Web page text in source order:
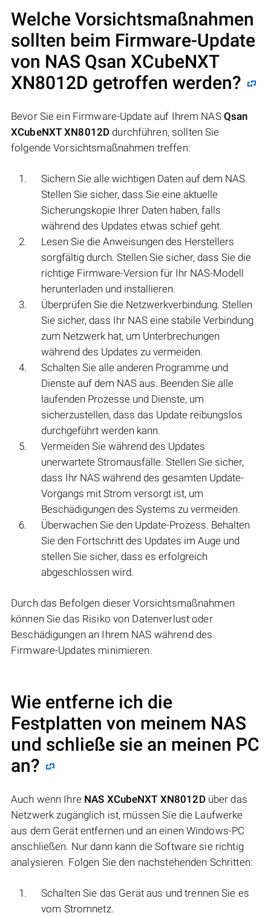
Welche Vorsichtsmaßnahmen
sollten beim Firmware-Update
von NAS Qsan XCubeNXT
XN8012D getroffen werden?
Bevor Sie ein Firmware-Update auf Ihrem NAS Qsan
XCubeNXT XN8012D durchführen, sollten Sie
folgende Vorsichtsmaßnahmen treffen:
Sichern Sie alle wichtigen Daten auf dem NAS.
Stellen Sie sicher, dass Sie eine aktuelle
Sicherungskopie Ihrer Daten haben, falls
während des Updates etwas schief geht.
Lesen Sie die Anweisungen des Herstellers
sorgfältig durch. Stellen Sie sicher, dass Sie die
richtige Firmware-Version für Ihr NAS-Modell
herunterladen und installieren.
Überprüfen Sie die Netzwerkverbindung. Stellen
Sie sicher, dass Ihr NAS eine stabile Verbindung
zum Netzwerk hat, um Unterbrechungen
während des Updates zu vermeiden.
Schalten Sie alle anderen Programme und
Dienste auf dem NAS aus. Beenden Sie alle
laufenden Prozesse und Dienste, um
sicherzustellen, dass das Update reibungslos
durchgeführt werden kann.
Vermeiden Sie während des Updates
unerwartete Stromausfälle. Stellen Sie sicher,
dass Ihr NAS während des gesamten Update-
Vorgangs mit Strom versorgt ist, um
Beschädigungen des Systems zu vermeiden.
Überwachen Sie den Update-Prozess. Behalten
Sie den Fortschritt des Updates im Auge und
stellen Sie sicher, dass es erfolgreich
abgeschlossen wird.
Durch das Befolgen dieser Vorsichtsmaßnahmen
können Sie das Risiko von Datenverlust oder
Beschädigungen an Ihrem NAS während des
Firmware-Updates minimieren.
Wie entferne ich die
Festplatten von meinem NAS
und schließe sie an meinen PC
an?
Auch wenn Ihre NAS XCubeNXT XN8012Düber das
Netzwerk zugänglich ist, müssen Sie die Laufwerke
aus dem Gerät entfernen und an einen Windows-PC
anschließen. Nur dann kann die Software sie richtig
analysieren. Folgen Sie den nachstehenden Schritten:
Schalten Sie das Gerät aus und trennen Sie es
vom Stromnetz.